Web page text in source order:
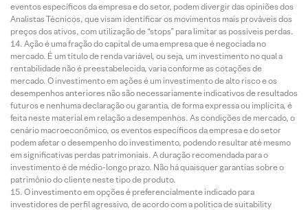
eventos específicos da empresa e do setor, podem divergir das opiniões dos
Analistas Técnicos, que visam identificar os movimentos mais prováveis dos
preços dos ativos, com utilização de “stops” para limitar as possíveis perdas.
Ação é uma fração do capital de uma empresa que é negociada no
mercado. É um título de renda variável, ou seja, um investimento no qual a
rentabilidade não é preestabelecida, varia conforme as cotações de
mercado. O investimento em ações é um investimento de alto risco e os
desempenhos anteriores não são necessariamente indicativos de resultados
futuros e nenhuma declaração ou garantia, de forma expressa ou implícita, é
feita neste material em relação a desempenhos. As condições de mercado, o
cenário macroeconômico, os eventos específicos da empresa e do setor
podem afetar o desempenho do investimento, podendo resultar até mesmo
em significativas perdas patrimoniais. A duração recomendada para o
investimento é de médio-longo prazo. Não há quaisquer garantias sobre o
patrimônio do cliente neste tipo de produto.
O investimento em opções é preferencialmente indicado para
investidores de perfil agressivo, de acordo com a política de suitability